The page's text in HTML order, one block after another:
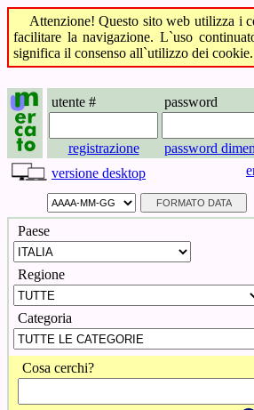
Attenzione! Questo sito web utilizza i
facilitare la navigazione. L`uso
significa il consenso all`utilizzo dei cookie.
utente # password
registrazione
password
versione desktop
Paese
Regione
Categoria
Cosa cerchi?